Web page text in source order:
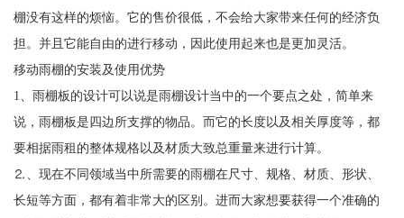
棚没有这样的烦恼。它的售价很低，不会给大家带来任何的经济负
担。并且它能自由的进行移动，因此使用起来也是更加灵活。
移动雨棚的安装及使用优势
1、雨棚板的设计可以说是雨棚设计当中的一个要点之处，简单来
说，雨棚板是四边所支撑的物品。而它的长度以及相关厚度等，都
要相据雨租的整体规格以及材质大致总重量来进行计算。
⒉、现在不同领域当中所需要的雨棚在尺寸、规格、材质、形状、
长短等方面，都有着非常大的区别。进而大家想要获得一个准确的